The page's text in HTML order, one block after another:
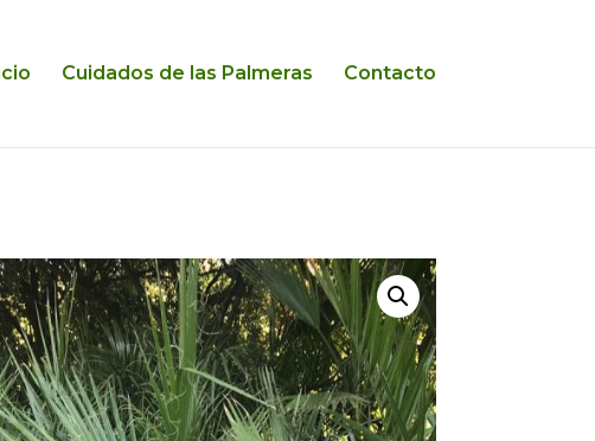
Cuidados de las Palmeras Contacto